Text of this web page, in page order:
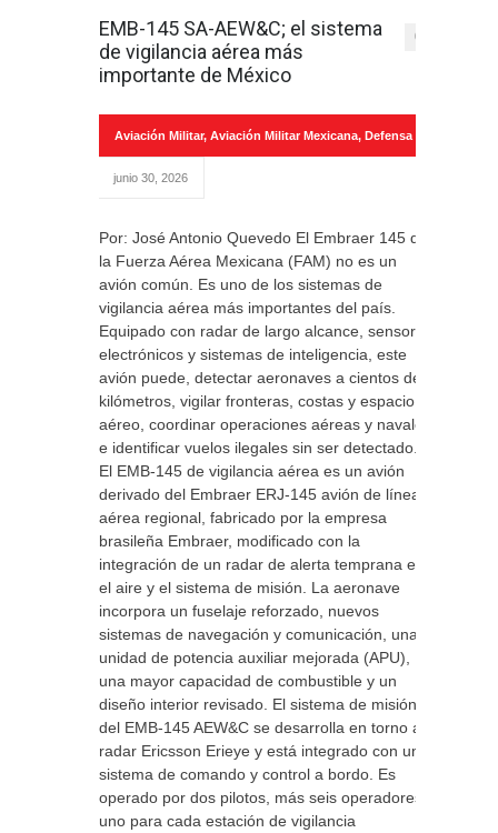
EMB-145 SA-AEW&C; el sistema
de vigilancia aérea más
importante de México
0
Aviación Militar, Aviación Militar Mexicana, Defensa
junio 30, 2026
Por: José Antonio Quevedo El Embraer 145 de
la Fuerza Aérea Mexicana (FAM) no es un
avión común. Es uno de los sistemas de
vigilancia aérea más importantes del país.
Equipado con radar de largo alcance, sensores
electrónicos y sistemas de inteligencia, este
avión puede, detectar aeronaves a cientos de
kilómetros, vigilar fronteras, costas y espacio
aéreo, coordinar operaciones aéreas y navales
e identificar vuelos ilegales sin ser detectado.
El EMB-145 de vigilancia aérea es un avión
derivado del Embraer ERJ-145 avión de línea
aérea regional, fabricado por la empresa
brasileña Embraer, modificado con la
integración de un radar de alerta temprana en
el aire y el sistema de misión. La aeronave
incorpora un fuselaje reforzado, nuevos
sistemas de navegación y comunicación, una
unidad de potencia auxiliar mejorada (APU),
una mayor capacidad de combustible y un
diseño interior revisado. El sistema de misión
del EMB-145 AEW&C se desarrolla en torno al
radar Ericsson Erieye y está integrado con un
sistema de comando y control a bordo. Es
operado por dos pilotos, más seis operadores
uno para cada estación de vigilancia